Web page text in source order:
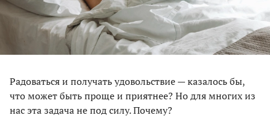
Радоваться и получать удовольствие — казалось бы,
что может быть проще и приятнее? Но для многих из
нас эта задача не под силу. Почему?